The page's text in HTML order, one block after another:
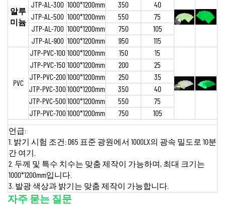
알루
미늄
JTP-AL-300 1000*1200mm 350
40
JTP-AL-500 1000*1200mm 550
75
JTP-AL-700 1000*1200mm 750
105
JTP-AL-900 1000*1200mm 950 115
PVC
JTP-PVC-100 1000*1200mm 150
15
JTP-PVC-150 1000*1200mm 200
25
JTP-PVC-200 1000*1200mm 250
35
JTP-PVC-3001000*1200mm 350
40
JTP-PVC-5001000*1200mm 550
75
JTP-PVC-700 1000*1200mm 750 105
언급:
1. 밝기 시험 조건: D65 표준 광원에서 1000LX의 광속 밀도로 10분
간 여기.
2. 두께 및 특수 치수는 맞춤 제작이 가능하며, 최대 크기는
1000*1200mm입니다.
3. 발광 색상과 밝기는 맞춤 제작이 가능합니다.
자주 묻는 질문